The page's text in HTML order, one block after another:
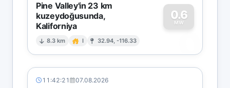
Pine Valley'in 23 km
kuzeydoğusunda,
Kaliforniya
8.3 km I 32.94, -116.33
0.6
MW
0
11:42:21 07.08.2026